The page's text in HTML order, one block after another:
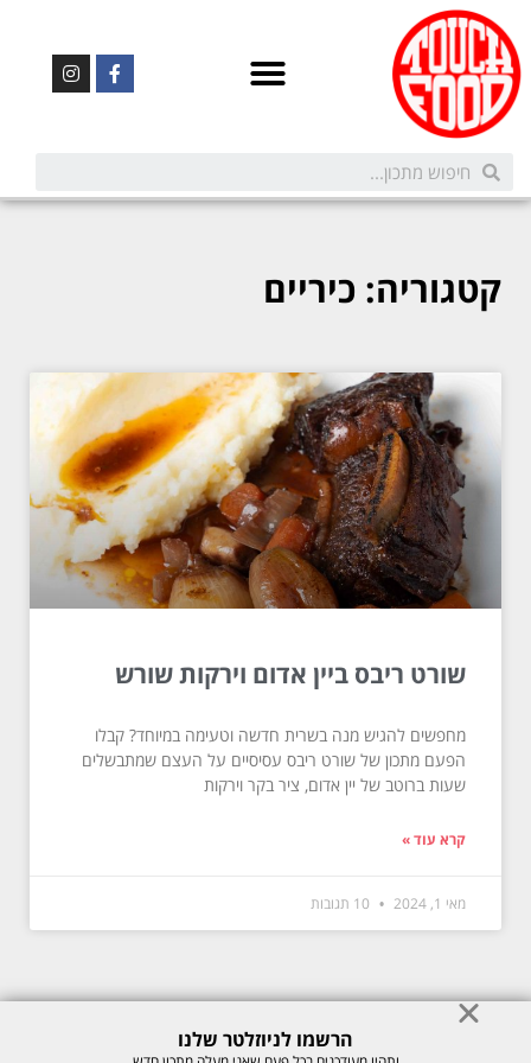
קטגוריה: כיריים
שורט ריבס ביין אדום וירקות שורש
מחפשים להגיש מנה בשרית חדשה וטעימה במיוחד? קבלו
הפעם מתכון של שורט ריבס עסיסיים על העצם שמתבשלים
שעות ברוטב של יין אדום, ציר בקר וירקות
קרא עוד »
מאי 1, 2024
© כל הזכויות לתוכן באתר שמורות למיכל רוזנבך 2026. אין להעתיק או לשכפלהרשמו לניוזלטר שלנו